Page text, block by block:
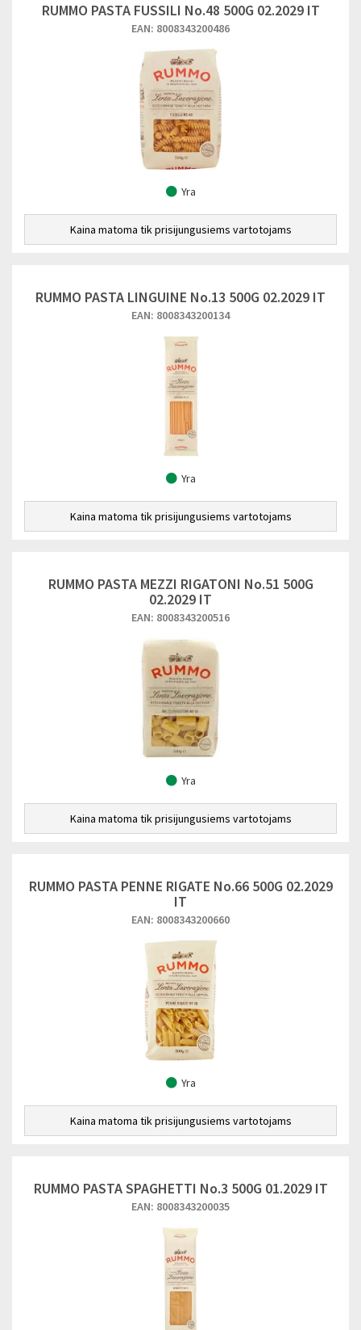
RUMMO PASTA FUSSILI No.48 500G 02.2029 IT
EAN: 8008343200486
Yra
Kaina matoma tik prisijungusiems vartotojams
RUMMO PASTA LINGUINE No.13 500G 02.2029 IT
EAN: 8008343200134
Yra
Kaina matoma tik prisijungusiems vartotojams
RUMMO PASTA MEZZI RIGATONI No.51 500G
02.2029 IT
EAN: 8008343200516
Yra
Kaina matoma tik prisijungusiems vartotojams
RUMMO PASTA PENNE RIGATE No.66 500G 02.2029
IT
EAN: 8008343200660
Yra
Kaina matoma tik prisijungusiems vartotojams
RUMMO PASTA SPAGHETTI No.3 500G 01.2029 IT
EAN: 8008343200035